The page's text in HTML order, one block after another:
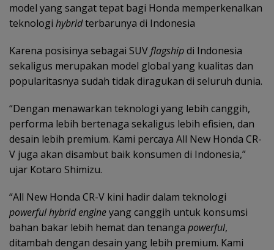
model yang sangat tepat bagi Honda memperkenalkan
teknologi hybridterbarunya di Indonesia
Karena posisinya sebagai SUVflagshipdi Indonesia
sekaligus merupakan model global yang kualitas dan
popularitasnya sudah tidak diragukan di seluruh dunia.
“Dengan menawarkan teknologi yang lebih canggih,
performa lebih bertenaga sekaligus lebih efisien, dan
desain lebih premium. Kami percaya All New Honda CR-
V juga akan disambut baik konsumen di Indonesia,”
ujar Kotaro Shimizu.
“All New Honda CR-V kini hadir dalam teknologi
powerful hybrid engineyang canggih untuk konsumsi
bahan bakar lebih hemat dan tenanga powerful,
ditambah dengan desain yang lebih premium. Kami